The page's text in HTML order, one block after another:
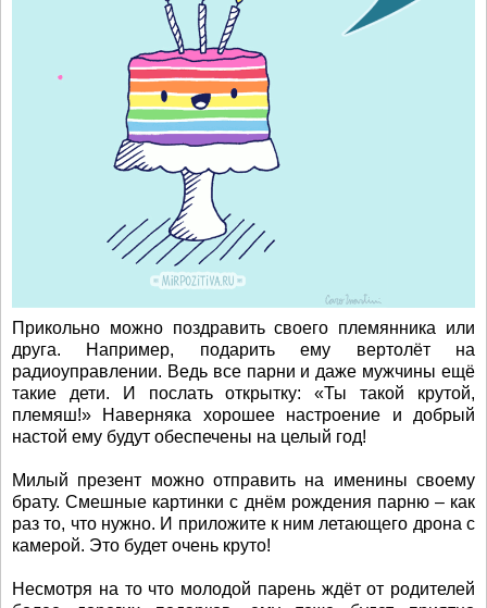
Прикольно можно поздравить своего племянника или
друга. Например, подарить ему вертолёт на
радиоуправлении. Ведь все парни и даже мужчины ещё
такие дети. И послать открытку: «Ты такой крутой,
племяш!» Наверняка хорошее настроение и добрый
настой ему будут обеспечены на целый год!
Милый презент можно отправить на именины своему
брату. Смешные картинки с днём рождения парню – как
раз то, что нужно. И приложите к ним летающего дрона с
камерой. Это будет очень круто!
Несмотря на то что молодой парень ждёт от родителей